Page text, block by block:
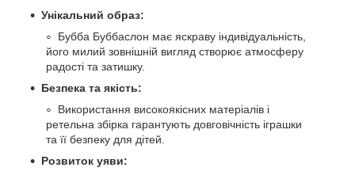
Унікальний образ:
Бубба Буббаслон має яскраву індивідуальність,
його милий зовнішній вигляд створює атмосферу
радості та затишку.
Безпека та якість:
Використання високоякісних матеріалів і
ретельна збірка гарантують довговічність іграшки
та її безпеку для дітей.
Розвиток уяви: